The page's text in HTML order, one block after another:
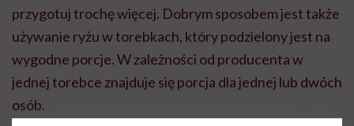
przygotuj trochę więcej. Dobrym sposobem jest także
używanie ryżu w torebkach, który podzielony jest na
wygodne porcje. W zależności od producenta w
jednej torebce znajduje się porcja dla jednej lub dwóch
osób.